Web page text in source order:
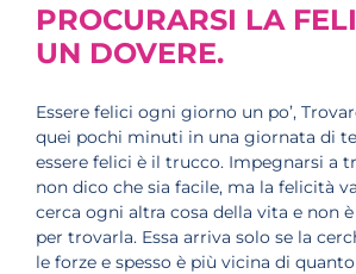
PROCURARSI LA
UN DOVERE.
Essere felici ogni giorno un po’,
quei pochi minuti in una giornata di
essere felici è il trucco. Impegnarsi a
non dico che sia facile, ma la felicità
cerca ogni altra cosa della vita e non
per trovarla. Essa arriva solo se la
le forze e spesso è più vicina di